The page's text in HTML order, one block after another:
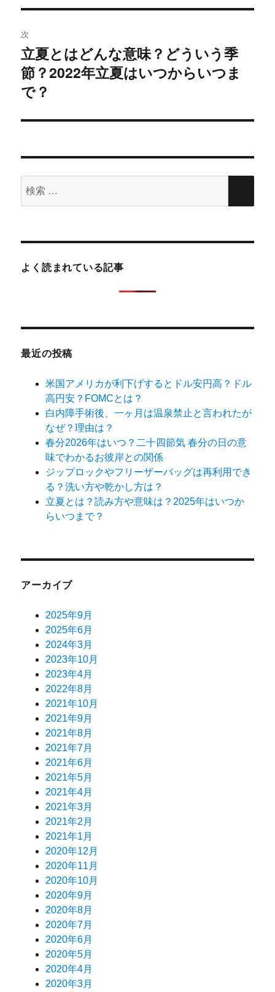
) ィ
き
ま
す
)
ゲ
ー
シ
ョ
ン
稿:
次
次
の
投
立夏とはどんな意味？どういう季
節？2022年立夏はいつからいつま
で？
索
よく読まれている記事
最近の投稿
米国アメリカが利下げするとドル安円高？ドル
高円安？FOMCとは？
白内障手術後、一ヶ月は温泉禁止と言われたが
なぜ？理由は？
春分2026年はいつ？二十四節気 春分の日の意
味でわかるお彼岸との関係
ジップロックやフリーザーバッグは再利用でき
る？洗い方や乾かし方は？
立夏とは？読み方や意味は？2025年はいつか
らいつまで？
アーカイブ
2025年9月
2025年6月
2024年3月
2023年10月
2023年4月
2022年8月
2021年10月
2021年9月
2021年8月
2021年7月
2021年6月
2021年5月
2021年4月
2021年3月
2021年2月
2021年1月
2020年12月
2020年11月
2020年10月
2020年9月
2020年8月
2020年7月
2020年6月
2020年5月
2020年4月
2020年3月